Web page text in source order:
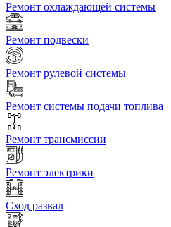
Ремонт охлаждающей системы
Ремонт подвески
Ремонт рулевой системы
Ремонт системы подачи топлива
Ремонт трансмиссии
Ремонт электрики
Сход развал